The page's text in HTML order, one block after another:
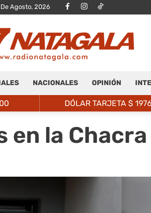
Agosto, 2026
NACIONALES OPINIÓN
DÓLAR TARJETA $
la